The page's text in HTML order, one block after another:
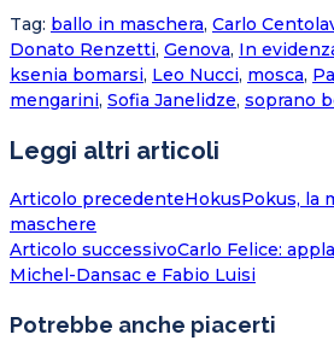
Tag: ballo in maschera, Carlo
Donato Renzetti, Genova, In
ksenia bomarsi, Leo Nucci, mosca,
mengarini, Sofia Janelidze, soprano
Leggi altri articoli
Articolo precedenteHokusPokus, la
maschere
Articolo successivoCarlo Felice:
Michel-Dansac e Fabio Luisi
Potrebbe anche piacerti